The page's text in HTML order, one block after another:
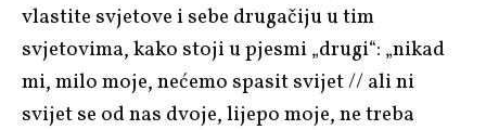
vlastite svjetove i sebe drugačiju u tim
svjetovima, kako stoji u pjesmi „drugi“: „nikad
mi, milo moje, nećemo spasit svijet // ali ni
svijet se od nas dvoje, lijepo moje, ne treba